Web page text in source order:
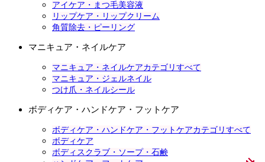
アイケア・まつ毛美容液
リップケア・リップクリーム
角質除去・ピーリング
マニキュア・ネイルケア
マニキュア・ネイルケアカテゴリすべて
マニキュア・ジェルネイル
つけ爪・ネイルシール
ボディケア・ハンドケア・フットケア
ボディケア・ハンドケア・フットケアカテゴリすべて
ボディケア
ボディスクラブ・ソープ・石鹸